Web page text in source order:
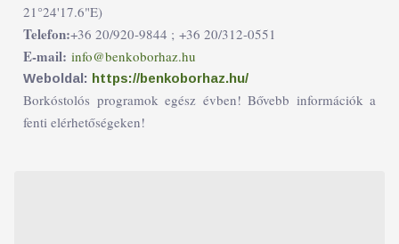
21°24'17.6"E)
Telefon:+36 20/920-9844 ; +36 20/312-0551
E-mail: info@benkoborhaz.hu
Weboldal: https://benkoborhaz.hu/
Borkóstolós programok egész évben! Bővebb információk a
fenti elérhetőségeken!